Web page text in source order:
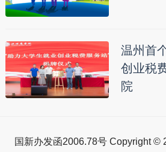
温州首
创业税
院
国新办发函2006.78号 Copyright ©